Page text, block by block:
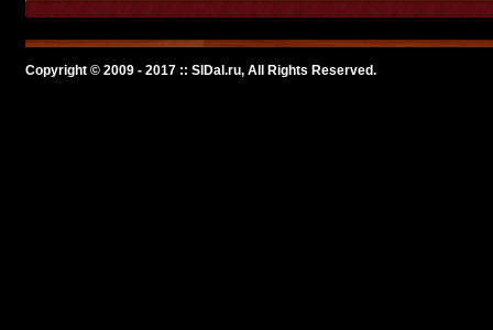
Copyright © 2009 - 2017 :: SlDal.ru, All Rights Reserved.